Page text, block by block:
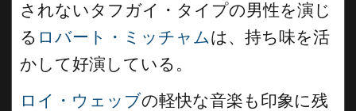
されないタフガイ・タイプの男性を演じ
る ロバート・ミッチャムは、持ち味を活
かして好演している。
ロイ・ウェッブの軽快な音楽も印象に残